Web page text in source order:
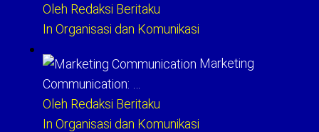
Oleh Redaksi Beritaku
In Organisasi dan Komunikasi
Marketing
Communication: …
Oleh Redaksi Beritaku
In Organisasi dan Komunikasi